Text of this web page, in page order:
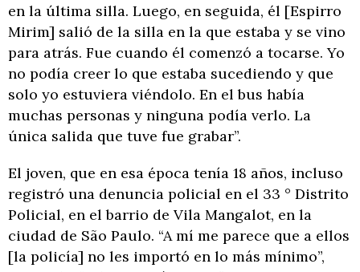
en la última silla. Luego, en seguida, él [Espirro
Mirim] salió de la silla en la que estaba y se vino
para atrás. Fue cuando él comenzó a tocarse. Yo
no podía creer lo que estaba sucediendo y que
solo yo estuviera viéndolo. En el bus había
muchas personas y ninguna podía verlo. La
única salida que tuve fue grabar”.
El joven, que en esa época tenía 18 años, incluso
registró una denuncia policial en el 33 ° Distrito
Policial, en el barrio de Vila Mangalot, en la
ciudad de São Paulo. “A mí me parece que a ellos
[la policía] no les importó en lo más mínimo”,